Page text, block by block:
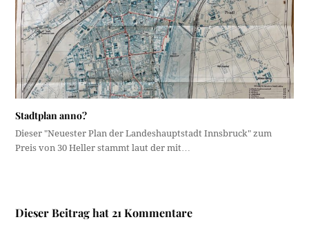
Stadtplan anno?
Dieser "Neuester Plan der Landeshauptstadt Innsbruck" zum
Preis von 30 Heller stammt laut der mit…
Dieser Beitrag hat 21 Kommentare